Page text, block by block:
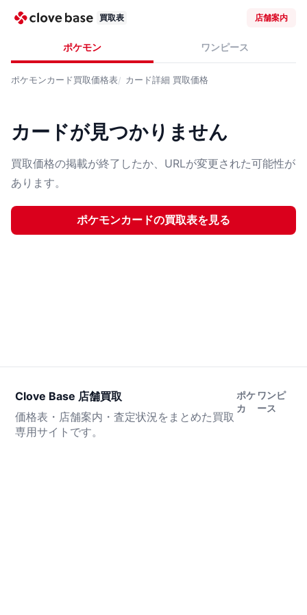
買取表 店舗案内
ポケモン ワンピース
ポケモンカード買取価格表 カード詳細 買取価格
カードが見つかりません
買取価格の掲載が終了したか、URLが変更された可能性が
あります。
ポケモンカードの買取表を見る
Clove Base 店舗買取
価格表・店舗案内・査定状況をまとめた買取
専用サイトです。
ポケ
カ
ワンピ
ース